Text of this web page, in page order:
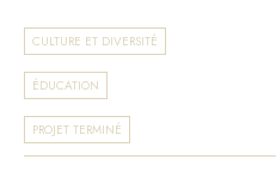
CULTURE ET DIVERSITÉ
ÉDUCATION
PROJET TERMINÉ